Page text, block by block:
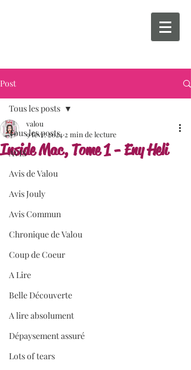
Post
Tous les posts
AVIS
Avis de Valou
Avis Jouly
Avis Commun
Chronique de Valou
Coup de Coeur
A Lire
Belle Découverte
A lire absolument
Dépaysement assuré
Lots of tears
Tous les posts
Inside Mac, Tome 1 - Eny Heli
valou
9 févr. 2024 2 min de lecture